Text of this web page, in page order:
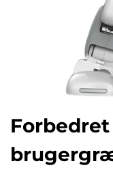
Forbedret